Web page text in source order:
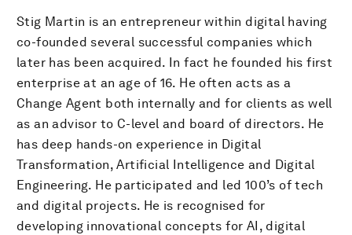
Stig Martin is an entrepreneur within digital having
co-founded several successful companies which
later has been acquired. In fact he founded his first
enterprise at an age of 16. He often acts as a
Change Agent both internally and for clients as well
as an advisor to C-level and board of directors. He
has deep hands-on experience in Digital
Transformation, Artificial Intelligence and Digital
Engineering. He participated and led 100’s of tech
and digital projects. He is recognised for
developing innovational concepts for AI, digital